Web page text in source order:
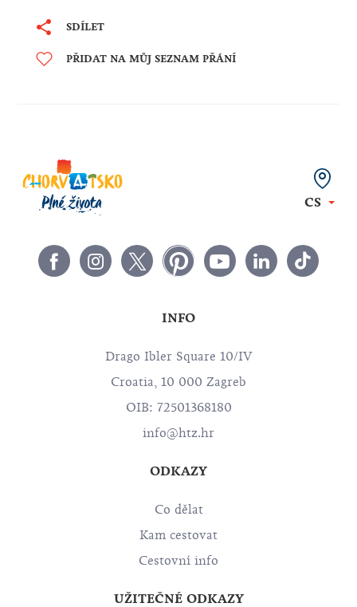
SDÍLET
PŘIDAT NA MŮJ SEZNAM PŘÁNÍ
CS
INFO
Drago Ibler Square 10/IV
Croatia, 10 000 Zagreb
OIB: 72501368180
info@htz.hr
ODKAZY
Co dělat
Kam cestovat
Cestovní info
UŽITEČNÉ ODKAZY